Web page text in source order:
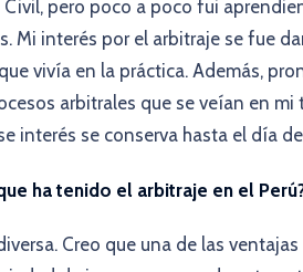
pero poco a poco fui
Mi interés por el arbitraje se fue
vivía en la práctica. Además,
arbitrales que se veían en
interés se conserva hasta el día
ha tenido el arbitraje en el
Creo que una de las